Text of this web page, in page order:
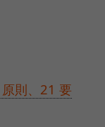
則、21 要